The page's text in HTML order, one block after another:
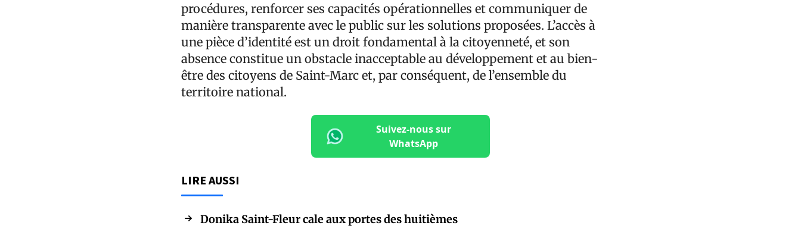
procédures, renforcer ses capacités opérationnelles et communiquer de
manière transparente avec le public sur les solutions proposées. L’accès à
une pièce d’identité est un droit fondamental à la citoyenneté, et son
absence constitue un obstacle inacceptable au développement et au bien-
être des citoyens de Saint-Marc et, par conséquent, de l’ensemble du
territoire national.
Suivez-nous sur
WhatsApp
LIRE AUSSI
Donika Saint-Fleur cale aux portes des huitièmes